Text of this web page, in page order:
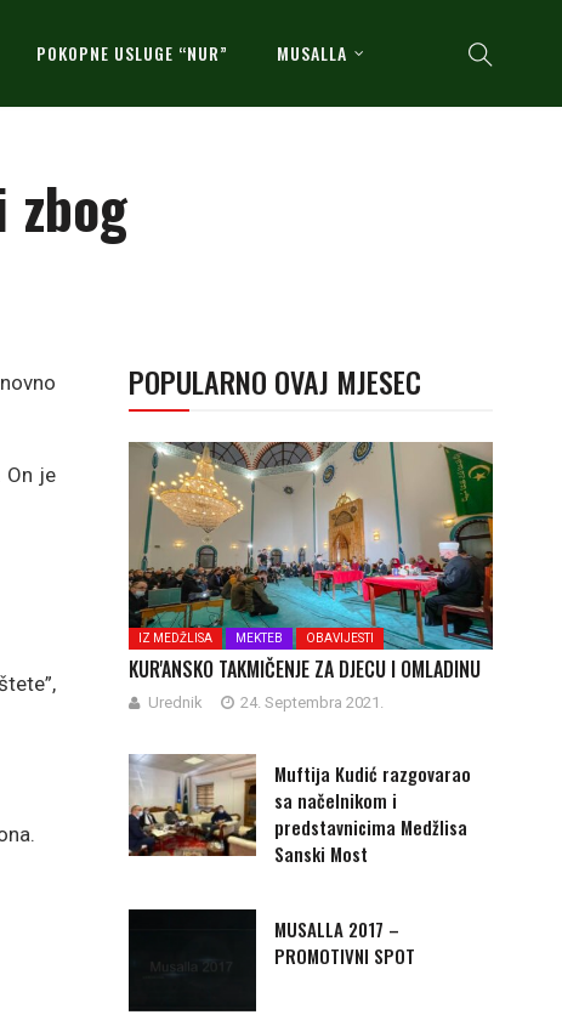
POKOPNE USLUGE “NUR” MUSALLA
On je
POPULARNO OVAJ MJESEC
IZ MEDŽLISA MEKTEB OBAVIJESTI
KUR'ANSKO TAKMIČENJE ZA DJECU I OMLADINU
Urednik 24. Septembra 2021.
Muftija Kudić razgovarao
sa načelnikom i
predstavnicima Medžlisa
Sanski Most
MUSALLA 2017 –
PROMOTIVNI SPOT